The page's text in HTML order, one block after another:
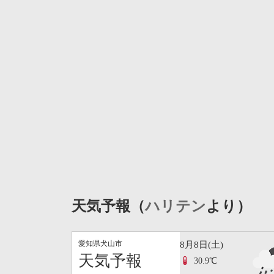
天気予報（ハリテンより）
愛知県犬山市
天気予報
8月8日(土)
30.9℃